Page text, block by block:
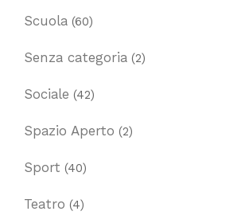
Scuola (60)
Senza categoria (2)
Sociale (42)
Spazio Aperto (2)
Sport (40)
Teatro (4)